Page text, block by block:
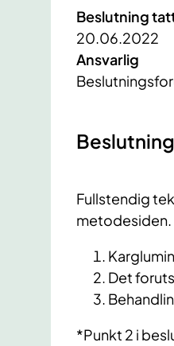
Beslutning
20.06.2022
Ansvarlig
Fullstendig
metodesiden.
Det
*Punkt 2 i